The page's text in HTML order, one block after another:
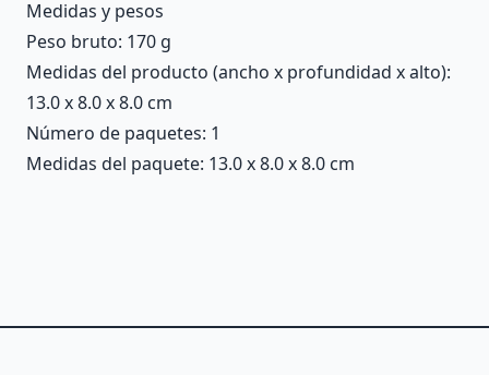
Medidas y pesos
Peso bruto: 170 g
Medidas del producto (ancho x profundidad x alto):
13.0 x 8.0 x 8.0 cm
Número de paquetes: 1
Medidas del paquete: 13.0 x 8.0 x 8.0 cm